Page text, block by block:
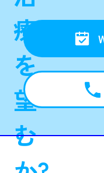
療
を
望
む